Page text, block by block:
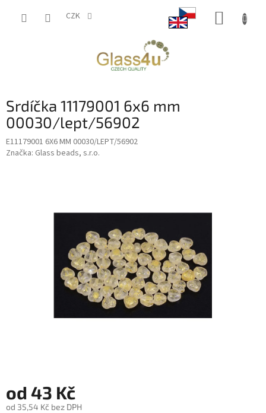
CZK
Srdíčka 11179001 6x6 mm
00030/lept/56902
E11179001 6X6 MM 00030/LEPT/56902
Značka: Glass beads, s.r.o.
od 43 Kč
od 35,54 Kč bez DPH